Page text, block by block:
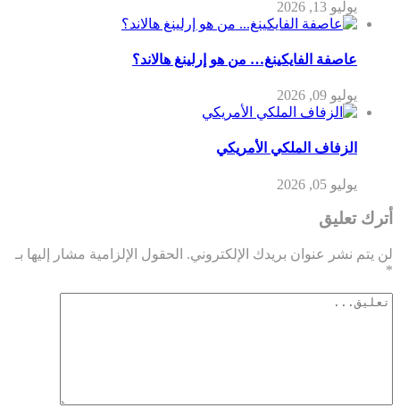
يوليو 13, 2026
عاصفة الفايكينغ… من هو إرلينغ هالاند؟
يوليو 09, 2026
الزفاف الملكي الأمريكي
يوليو 05, 2026
أترك تعليق
لن يتم نشر عنوان بريدك الإلكتروني. الحقول الإلزامية مشار إليها بـ
*